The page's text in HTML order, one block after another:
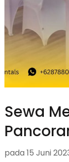
Sewa
pada 15 Juni